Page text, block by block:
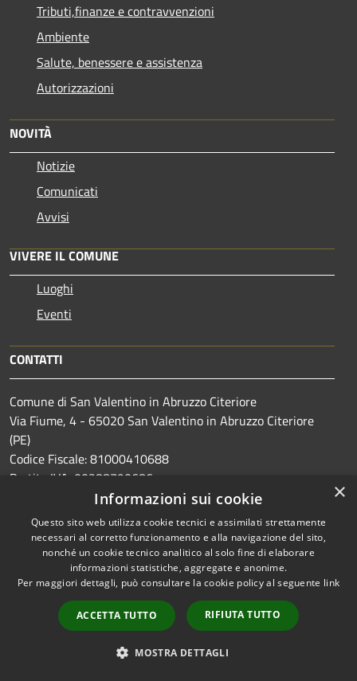
Tributi,finanze e contravvenzioni
Ambiente
Salute, benessere e assistenza
Autorizzazioni
NOVITÀ
Notizie
Comunicati
Avvisi
VIVERE IL COMUNE
Luoghi
Eventi
CONTATTI
Comune di San Valentino in Abruzzo Citeriore
Via Fiume, 4 - 65020 San Valentino in Abruzzo Citeriore
(PE)
Codice Fiscale: 81000410688
Partita IVA: 00288790686
Codice Catasto: I376
Codice ISTAT: 068038
Codice univoco: UF3PP4
PEC: info@pec.comune.sanvalentino.pe.it
Centralino Unico: 085 8574131
×
Informazioni sui cookie
Questo sito web utilizza cookie tecnici e assimilati strettamente
necessari al corretto funzionamento e alla navigazione del sito,
nonché un cookie tecnico analitico al solo fine di elaborare
informazioni statistiche, aggregate e anonime.
Per maggiori dettagli, può consultare la cookie policy al seguente link
ACCETTA TUTTO RIFIUTA TUTTO
MOSTRA DETTAGLI